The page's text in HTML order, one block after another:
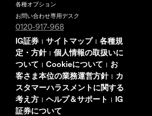
各種オプション
お問い合わせ専用デスク
0120-917-968
IG証券 | サイトマップ | 各種規
定・方針| 個人情報の取扱いに
ついて | Cookieについて | お
客さま本位の業務運営方針|
カ
スタマーハラスメントに関する
考え方 | ヘルプ＆サポート | IG
証券について